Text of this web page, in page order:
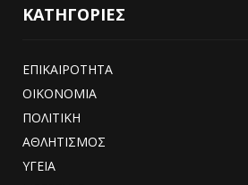
ΚΑΤΗΓΟΡΙΕΣ
ΕΠΙΚΑΙΡΟΤΗΤΑ
ΟΙΚΟΝΟΜΙΑ
ΠΟΛΙΤΙΚΗ
ΑΘΛΗΤΙΣΜΟΣ
ΥΓΕΙΑ